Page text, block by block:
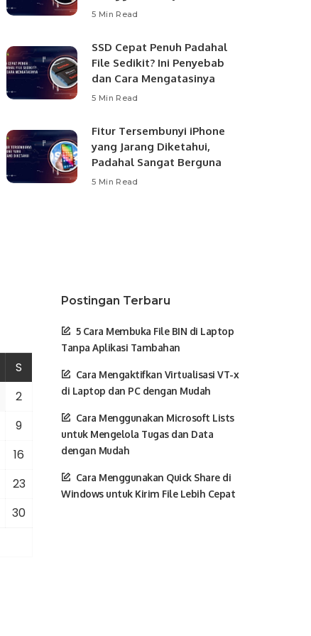
5 Min Read
SSD Cepat Penuh Padahal
File Sedikit? Ini Penyebab
dan Cara Mengatasinya
5 Min Read
Fitur Tersembunyi iPhone
yang Jarang Diketahui,
Padahal Sangat Berguna
5 Min Read
S
2
9
16
23
30
Postingan Terbaru
5 Cara Membuka File BIN di Laptop
Tanpa Aplikasi Tambahan
Cara Mengaktifkan Virtualisasi VT-x
di Laptop dan PC dengan Mudah
Cara Menggunakan Microsoft Lists
untuk Mengelola Tugas dan Data
dengan Mudah
Cara Menggunakan Quick Share di
Windows untuk Kirim File Lebih Cepat